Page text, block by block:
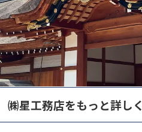
㈱星工務店をもっと詳しく